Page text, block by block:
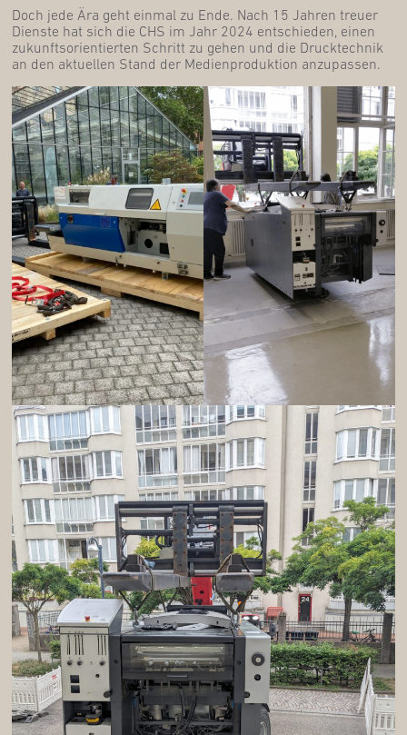
Doch jede Ära geht ein­mal zu Ende. Nach 15 Jah­ren treu­er
Diens­te hat sich die CHS im Jahr 2024 ent­schie­den, einen
zukunfts­ori­en­tier­ten Schritt zu gehen und die Druck­tech­nik
an den aktu­el­len Stand der Medi­en­pro­duk­ti­on anzupassen.